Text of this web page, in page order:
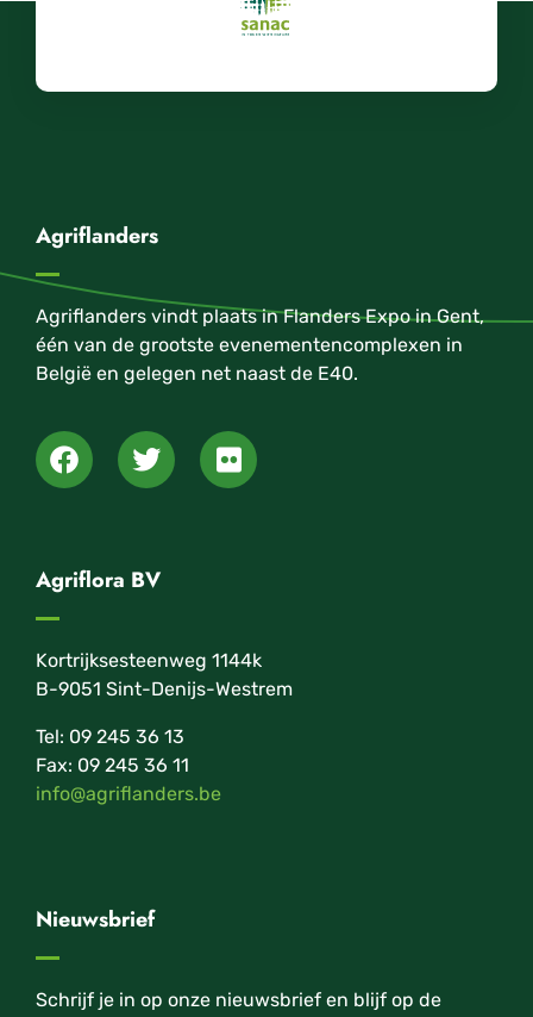
Agriflanders
Agriflanders vindt plaats in Flanders Expo in Gent,
één van de grootste evenementencomplexen in
België en gelegen net naast de E40.
Agriflora BV
Kortrijksesteenweg 1144k
B-9051 Sint-Denijs-Westrem
Tel: 09 245 36 13
Fax: 09 245 36 11
info@agriflanders.be
Nieuwsbrief
Schrijf je in op onze nieuwsbrief en blijf op de